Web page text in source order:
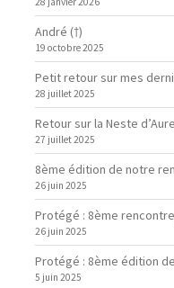
André (†)
19 octobre 2025
Petit retour sur mes
28 juillet 2025
Retour sur la Neste d’Aure
27 juillet 2025
8ème édition de notre
26 juin 2025
Protégé : 8ème
26 juin 2025
Protégé : 8ème édition
5 juin 2025